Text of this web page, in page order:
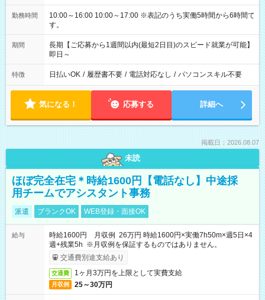
勤務時間
10:00～16:00 10:00～17:00 ※表記のうち実働5時間から6時間で
す。
期間
長期【ご応募から1週間以内(最短2日目)のスピード就業が可能】
即日～
特徴 日払いOK / 履歴書不要 / 電話対応なし / パソコンスキル不要
気になる！ 応募する 詳細へ
掲載日：2026.08.07
未読
ほぼ完全在宅＊時給1600円【電話なし】中途採
用チームでアシスタント事務
派遣 ブランクOK WEB登録・面接OK
給与
時給1600円 月収例 26万円 時給1600円×実働7h50m×週5日×4
週+残業5h ※月収例を保証するものではありません。
交通費別途支給あり
交通費 1ヶ月3万円を上限として実費支給
月収例 25～30万円